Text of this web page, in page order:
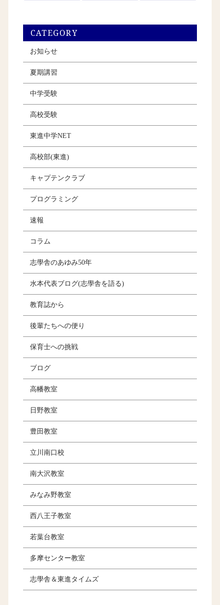
CATEGORY
お知らせ
夏期講習
中学受験
高校受験
東進中学NET
高校部(東進)
キャプテンクラブ
プログラミング
速報
コラム
志學舎のあゆみ50年
水本代表ブログ(志學舎を語る)
教育誌から
後輩たちへの便り
保育士への挑戦
ブログ
高幡教室
日野教室
豊田教室
立川南口校
南大沢教室
みなみ野教室
西八王子教室
若葉台教室
多摩センター教室
志學舎＆東進タイムズ